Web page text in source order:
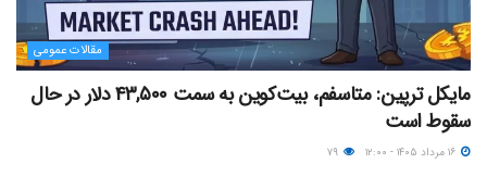
مقالات عمومی
مایکل ترپین: متاسفم، بیت‌کوین به سمت ۴۳,۵۰۰ دلار در حال
سقوط است